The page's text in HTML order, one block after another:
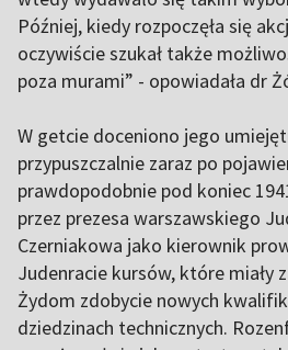
Później, kiedy rozpoczęła się
oczywiście szukał także
poza murami” - opowiadała dr
W getcie doceniono jego
przypuszczalnie zaraz po
prawdopodobnie pod koniec
przez prezesa warszawskiego
Czerniakowa jako kierownik
Judenracie kursów, które miały
Żydom zdobycie nowych
dziedzinach technicznych.